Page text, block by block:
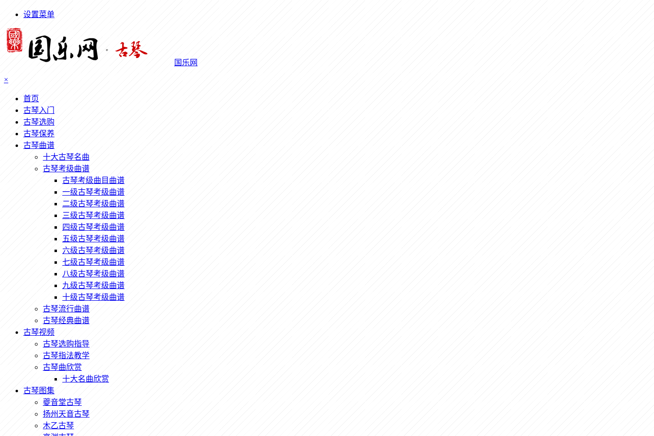
设置菜单
国乐网
×
首页
古琴入门
古琴选购
古琴保养
古琴曲谱
十大古琴名曲
古琴考级曲谱
古琴考级曲目曲谱
一级古琴考级曲谱
二级古琴考级曲谱
三级古琴考级曲谱
四级古琴考级曲谱
五级古琴考级曲谱
六级古琴考级曲谱
七级古琴考级曲谱
八级古琴考级曲谱
九级古琴考级曲谱
十级古琴考级曲谱
古琴流行曲谱
古琴经典曲谱
古琴视频
古琴选购指导
古琴指法教学
古琴曲欣赏
十大名曲欣赏
古琴图集
夔音堂古琴
扬州天音古琴
木乙古琴